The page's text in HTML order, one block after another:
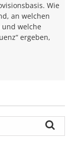
Wie
an welchen
welche
ergeben,